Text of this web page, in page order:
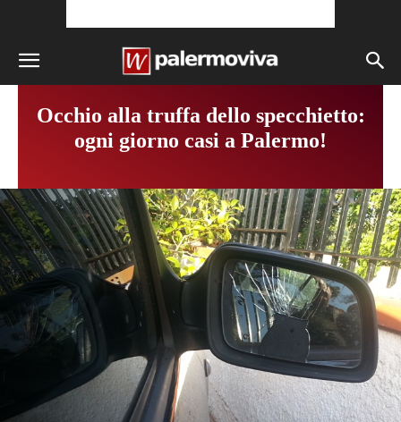
Occhio alla truffa dello specchietto:
ogni giorno casi a Palermo!